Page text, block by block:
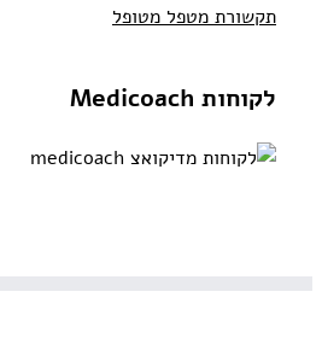
תקשורת מטפל מטופל
לקוחות Medicoach